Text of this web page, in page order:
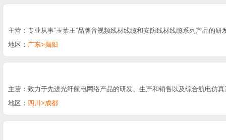
主营：专业从事“玉葉王”品牌音视频线材线缆和安防线材线缆系列产品的
地区： 广东>揭阳
主营：致力于先进光纤航电网络产品的研发、生产和销售以及综合航电仿
地区： 四川>成都